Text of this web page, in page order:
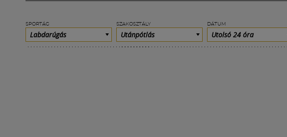
SPORTÁG
Labdarúgás
SZAKOSZTÁLY
Utánpótlás
DÁTUM
Utolsó 24 óra